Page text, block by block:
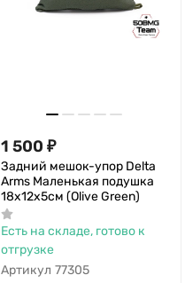
1 500 ₽
Задний мешок-упор Delta
Arms Маленькая подушка
18х12х5см (Olive Green)
Есть на складе, готово к
отгрузке
Артикул 77305